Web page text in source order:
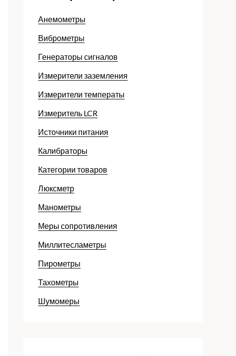
Анемометры
Виброметры
Генераторы сигналов
Измерители заземления
Измерители температы
Измеритель LCR
Источники питания
Калибраторы
Категории товаров
Люксметр
Манометры
Меры сопротивления
Миллитесламетры
Пирометры
Тахометры
Шумомеры